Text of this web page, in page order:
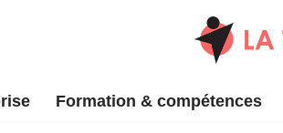
Formation & compétences